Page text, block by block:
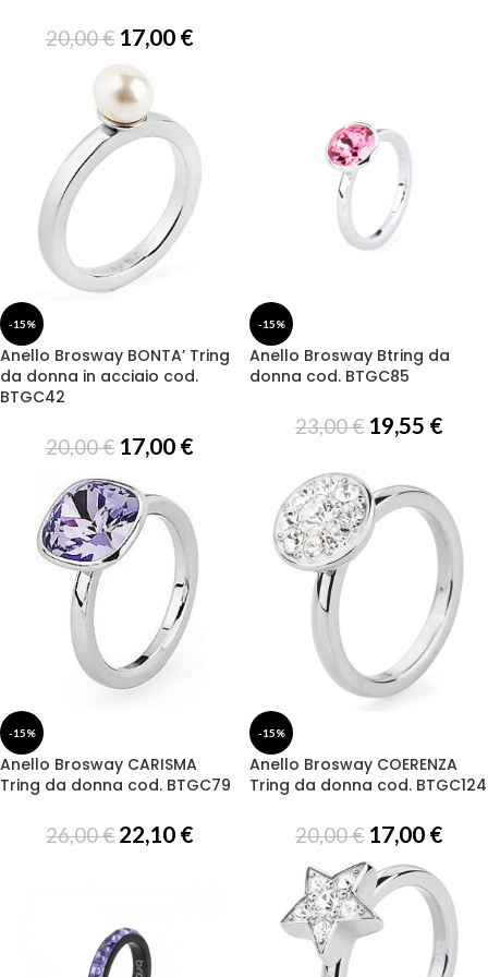
20,00€ 17,00 €
-15%
Anello Brosway BONTA’ Tring
da donna in acciaio cod.
BTGC42
20,00€ 17,00 €
-15%
Anello Brosway Btring da
donna cod. BTGC85
23,00€ 19,55 €
-15%
Anello Brosway CARISMA
Tring da donna cod. BTGC79
26,00€ 22,10 €
-15%
Anello Brosway COERENZA
Tring da donna cod. BTGC124
20,00€ 17,00 €